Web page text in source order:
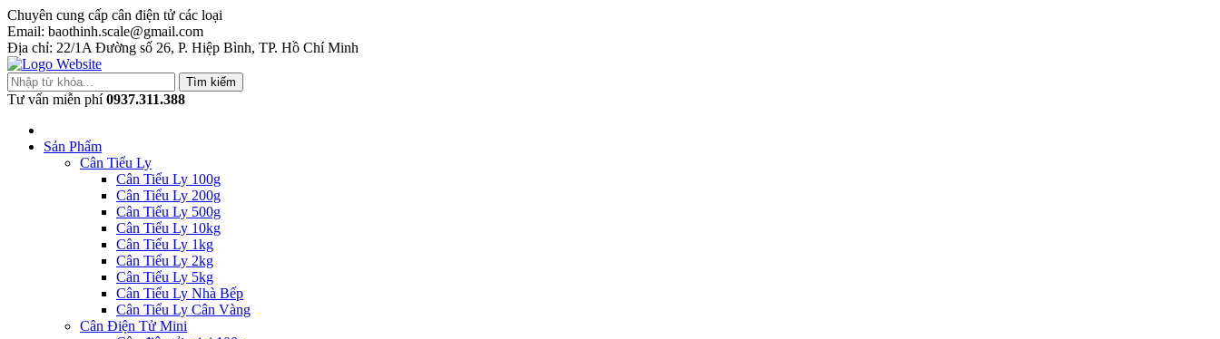
Chuyên cung cấp cân điện tử các loại
Email: baothinh.scale@gmail.com
Địa chỉ: 22/1A Đường số 26, P. Hiệp Bình, TP. Hồ Chí Minh
Tìm kiếm
Tư vấn miễn phí 0937.311.388
Sản Phẩm
Cân Tiểu Ly
Cân Tiểu Ly 100g
Cân Tiểu Ly 200g
Cân Tiểu Ly 500g
Cân Tiểu Ly 10kg
Cân Tiểu Ly 1kg
Cân Tiểu Ly 2kg
Cân Tiểu Ly 5kg
Cân Tiểu Ly Nhà Bếp
Cân Tiểu Ly Cân Vàng
Cân Điện Tử Mini